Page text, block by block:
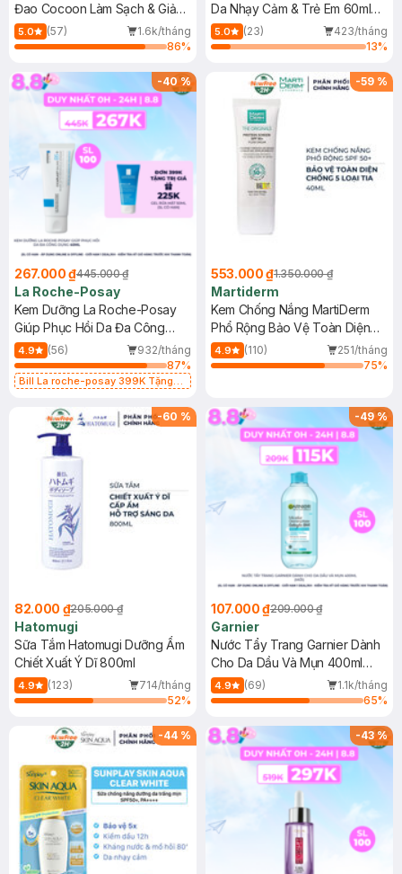
Đao Cocoon Làm Sạch & Giảm
Dầu 500ml
5.0 (57)
1.6k/tháng
86%
Da Nhạy Cảm & Trẻ Em 60ml
(Mới)
5.0 (23)
423/tháng
13%
-40%
267.000 ₫445.000 ₫
La Roche-Posay
Kem Dưỡng La Roche-Posay
Giúp Phục Hồi Da Đa Công
Dụng 40ml
4.9 (56)
932/tháng
87%
Bill La roche-posay 399K Tặng
(SL có hạn)
-59 %
553.000 ₫1.350.000 ₫
Martiderm
Kem Chống Nắng MartiDerm
Phổ Rộng Bảo Vệ Toàn Diện
40ml
4.9 (110)
251/tháng
75%
-60 %
82.000 ₫205.000 ₫
Hatomugi
Sữa Tắm Hatomugi Dưỡng Ẩm
Chiết Xuất Ý Dĩ 800ml
4.9 (123)
714/tháng
52%
-49%
107.000 ₫209.000 ₫
Garnier
Nước Tẩy Trang Garnier Dành
Cho Da Dầu Và Mụn 400ml
(Mới)
4.9 (69)
1.1k/tháng
65%
-44 % -43%